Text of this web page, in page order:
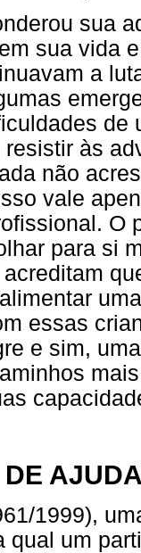
sua
sua vida
a
de
às
não
vale
O
para si
essas
e sim,
1999),
qual um